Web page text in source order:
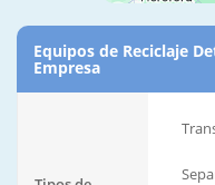
Equipos de Reciclaje
Empresa